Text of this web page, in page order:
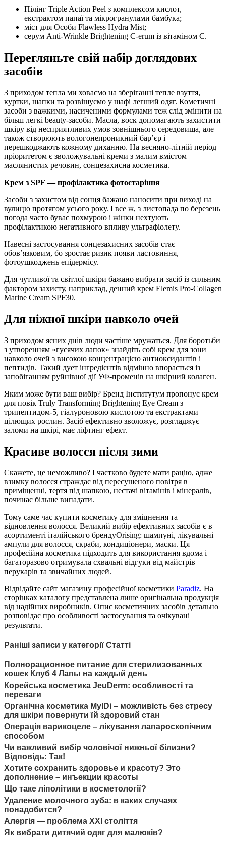
Пілінг Triple Action Peel з комплексом кислот,
екстрактом папаї та мікрогранулами бамбука;
міст для Особи Flawless Hydra Mist;
серум Anti-Wrinkle Brightening C-erum із вітаміном С.
Перегляньте свій набір доглядових
засобів
З приходом тепла ми ховаємо на зберіганні тепле взуття,
куртки, шапки та розвішуємо у шафі легший одяг. Кометичні
засоби з важкими, насиченими формулами теж слід змінити на
більш легкі beauty-засоби. Масла, воск допомагають захистити
шкіру від несприятливих умов зовнішнього середовища, але
також створюють вологонепроникний бар’єр і
перешкоджають кожному диханню. На весняно-літній період
пріоритетом є зволожувальні креми з малим вмістом
маслянистих речовин, сонцезахисна косметика.
Крем з SPF — профілактика фотостаріння
Засоби з захистом від сонця бажано наносити при виході на
вулицю протягом усього року. І все ж, з листопада по березень
погода часто буває похмурою і жінки нехтують
профілактикою негативного впливу ультрафіолету.
Навесні застосування сонцезахисних засобів стає
обов’язковим, бо зростає ризик появи ластовиння,
фотоушкоджень епідермісу.
Для чутливої та світлої шкіри бажано вибрати засіб із сильним
фактором захисту, наприклад, денний крем Elemis Pro-Collagen
Marine Cream SPF30.
Для ніжної шкіри навколо очей
З приходом ясних днів люди частіше мружаться. Для боротьби
з утворенням «гусячих лапок» знайдіть собі крем для зони
навколо очей з високою концентрацією антиоксидантів і
пептидів. Такий дует інгредієнтів відмінно впорається із
запобіганням руйнівної дії УФ-променів на шкірний колаген.
Яким може бути ваш вибір? Бренд Інститутум пропонує крем
для повік Truly Transforming Brightening Eye Cream з
трипептидом-5, гіалуроновою кислотою та екстрактами
цілющих рослин. Засіб ефективно зволожує, розгладжує
заломи на шкірі, має ліфтинг ефект.
Красиве волосся після зими
Скажете, це неможливо? І частково будете мати рацію, адже
взимку волосся страждає від пересушеного повітря в
приміщенні, тертя під шапкою, нестачі вітамінів і мінералів,
починає більше випадати.
Тому саме час купити косметику для зміцнення та
відновлення волосся. Великий вибір ефективних засобів є в
асортименті італійського брендуOrising: шампуні, лікувальні
ампули для волосся, скраби, кондиціонери, маски. Ця
професійна косметика підходить для використання вдома і
багаторазово отримувала схвальні відгуки від майстрів
перукарів та звичайних людей.
Відвідайте сайт магазину професійної косметики Paradiz. На
сторінках каталогу представлена лише оригінальна продукція
від надійних виробників. Опис косметичних засобів детально
розповідає про особливості застосування та очікувані
результати.
Раніші записи у категорії Статті
Полнорационное питание для стерилизованных
кошек Клуб 4 Лапы на каждый день
Корейська косметика JeuDerm: особливості та
переваги
Органічна косметика MyIDi – можливість без стресу
для шкіри повернути їй здоровий стан
Операція варикоцеле – лікування лапароскопічним
способом
Чи важливий вибір чоловічої нижньої білизни?
Відповідь: Так!
Хотите сохранить здоровье и красоту? Это
дополнение – инъекции красоты
Що таке ліполітики в косметології?
Удаление молочного зуба: в каких случаях
понадобится?
Алергія — проблема XXI століття
Як вибрати дитячий одяг для малюків?